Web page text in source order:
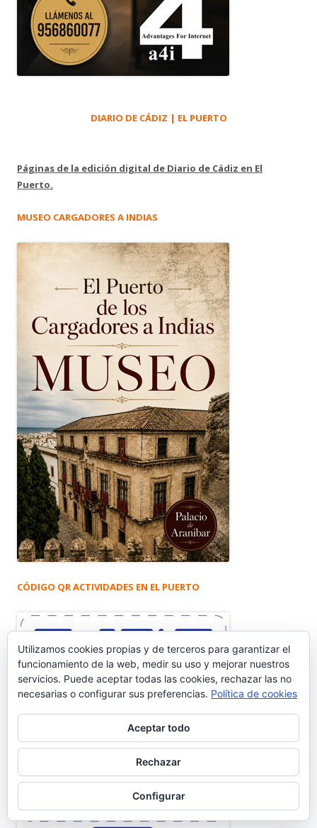
DIARIO DE CÁDIZ | EL PUERTO
Páginas de la edición digital de Diario de Cádiz en El
Puerto.
MUSEO CARGADORES A INDIAS
CÓDIGO QR ACTIVIDADES EN EL PUERTO
Utilizamos cookies propias y de terceros para garantizar el
funcionamiento de la web, medir su uso y mejorar nuestros
servicios. Puede aceptar todas las cookies, rechazar las no
necesarias o configurar sus preferencias. Política de cookies
Aceptar todo
Rechazar
Configurar